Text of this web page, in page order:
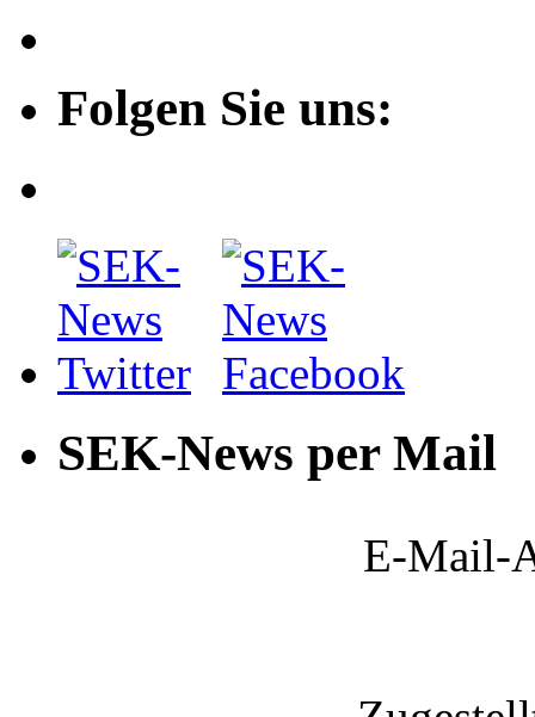
Folgen Sie uns:
SEK-News per Mail
E-Mail-